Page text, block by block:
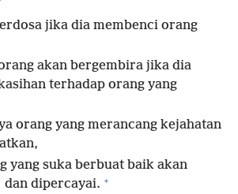
jika dia membenci orang
akan bergembira jika dia
terhadap orang yang
orang yang merancang kejahatan
yang suka berbuat baik akan
dan dipercayai. +